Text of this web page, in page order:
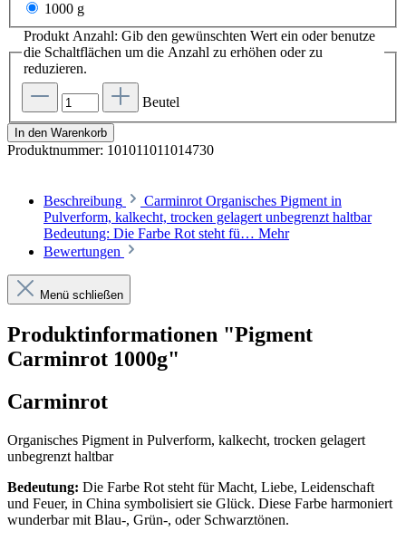
1000 g
Produkt Anzahl: Gib den gewünschten Wert ein oder benutze
die Schaltflächen um die Anzahl zu erhöhen oder zu
reduzieren.
Beutel
In den Warenkorb
Produktnummer: 101011011014730
Beschreibung
Carminrot Organisches Pigment in
Pulverform, kalkecht, trocken gelagert unbegrenzt haltbar
Bedeutung: Die Farbe Rot steht fü… Mehr
Bewertungen
Menü schließen
Produktinformationen "Pigment
Carminrot 1000g"
Carminrot
Organisches Pigment in Pulverform, kalkecht, trocken gelagert
unbegrenzt haltbar
Bedeutung: Die Farbe Rot steht für Macht, Liebe, Leidenschaft
und Feuer, in China symbolisiert sie Glück. Diese Farbe harmoniert
wunderbar mit Blau-, Grün-, oder Schwarztönen.